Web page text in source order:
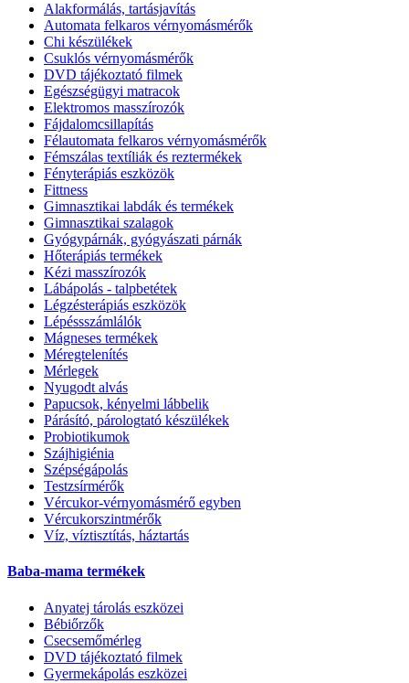
Alakformálás, tartásjavítás
Automata felkaros vérnyomásmérők
Chi készülékek
Csuklós vérnyomásmérők
DVD tájékoztató filmek
Egészségügyi matracok
Elektromos masszírozók
Fájdalomcsillapítás
Félautomata felkaros vérnyomásmérők
Fémszálas textíliák és reztermékek
Fényterápiás eszközök
Fittness
Gimnasztikai labdák és termékek
Gimnasztikai szalagok
Gyógypárnák, gyógyászati párnák
Hőterápiás termékek
Kézi masszírozók
Lábápolás - talpbetétek
Légzésterápiás eszközök
Lépéssszámlálók
Mágneses termékek
Méregtelenítés
Mérlegek
Nyugodt alvás
Papucsok, kényelmi lábbelik
Párásító, párologtató készülékek
Probiotikumok
Szájhigiénia
Szépségápolás
Testzsírmérők
Vércukor-vérnyomásmérő egyben
Vércukorszintmérők
Víz, víztisztítás, háztartás
Baba-mama termékek
Anyatej tárolás eszközei
Bébiőrzők
Csecsemőmérleg
DVD tájékoztató filmek
Gyermekápolás eszközei